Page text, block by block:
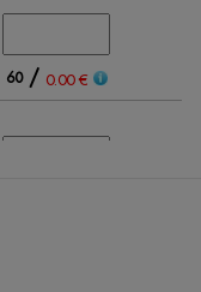
60/ 0.00 €